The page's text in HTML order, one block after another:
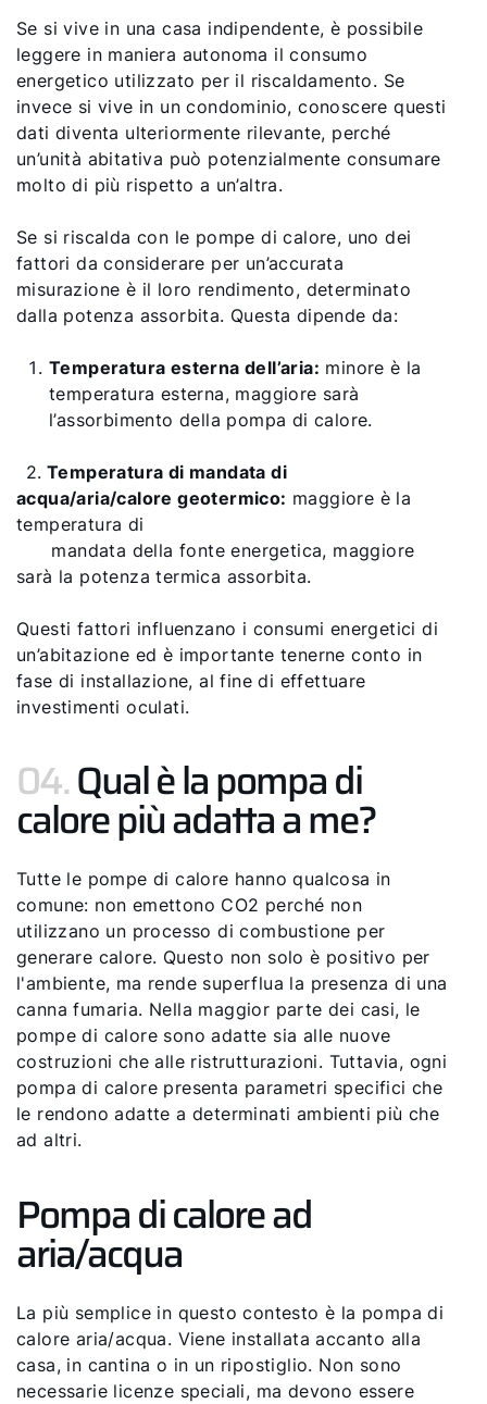
Se si vive in una casa indipendente, è possibile
leggere in maniera autonoma il consumo
energetico utilizzato per il riscaldamento. Se
invece si vive in un condominio, conoscere questi
dati diventa ulteriormente rilevante, perché
un’unità abitativa può potenzialmente consumare
molto di più rispetto a un’altra.
Se si riscalda con le pompe di calore, uno dei
fattori da considerare per un’accurata
misurazione è il loro rendimento, determinato
dalla potenza assorbita. Questa dipende da:
Temperatura esterna dell’aria: minore è la
temperatura esterna, maggiore sarà
l’assorbimento della pompa di calore.
2. Temperatura di mandata di
acqua/aria/calore geotermico: maggiore è la
temperatura di
mandata della fonte energetica, maggiore
sarà la potenza termica assorbita.
Questi fattori influenzano i consumi energetici di
un’abitazione ed è importante tenerne conto in
fase di installazione, al fine di effettuare
investimenti oculati.
04.Qual è la pompa di
calore più adatta a me?
Tutte le pompe di calore hanno qualcosa in
comune: non emettono CO2 perché non
utilizzano un processo di combustione per
generare calore. Questo non solo è positivo per
l'ambiente, ma rende superflua la presenza di una
canna fumaria. Nella maggior parte dei casi, le
pompe di calore sono adatte sia alle nuove
costruzioni che alle ristrutturazioni. Tuttavia, ogni
pompa di calore presenta parametri specifici che
le rendono adatte a determinati ambienti più che
ad altri.
Pompa di calore ad
aria/acqua
La più semplice in questo contesto è la pompa di
calore aria/acqua. Viene installata accanto alla
casa, in cantina o in un ripostiglio. Non sono
necessarie licenze speciali, ma devono essere